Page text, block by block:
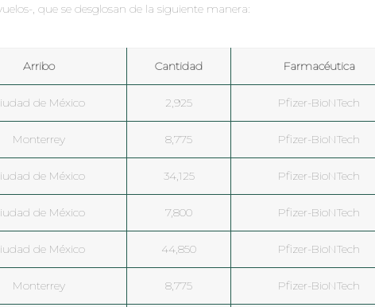
, que se desglosan de la siguiente manera:
Arribo Cantidad Farmacéutica
de México 2,925 Pfizer-BioNTech
Monterrey 8,775 Pfizer-BioNTech
de México 34,125 Pfizer-BioNTech
de México 7,800 Pfizer-BioNTech
de México 44,850 Pfizer-BioNTech
Monterrey 8,775 Pfizer-BioNTech